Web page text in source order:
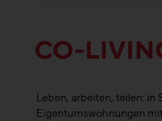
CO-
Leben, arbeiten, teilen: in
Eigentumswohnungen